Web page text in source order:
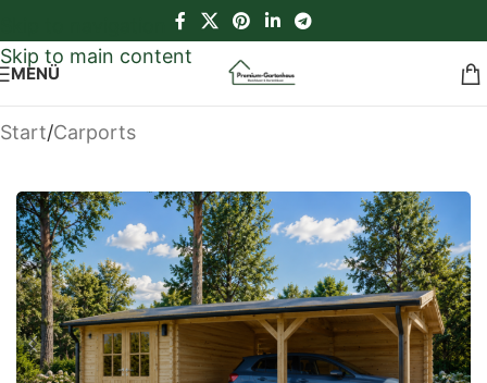
Skip to main content
MENÜ
Start/Carports